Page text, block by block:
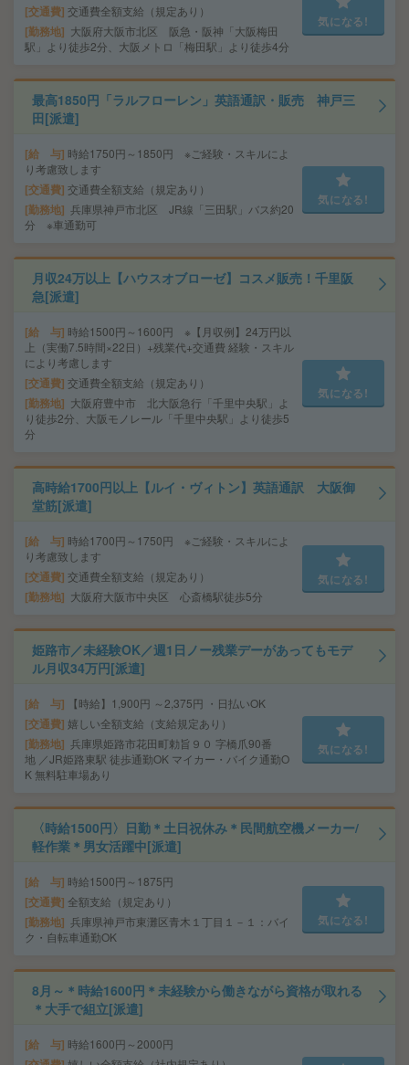
交通費 交通費全額支給（規定あり）
勤務地
大阪府大阪市北区 阪急・阪神「大阪梅田
駅」より徒歩2分、大阪メトロ「梅田駅」より徒歩4分
気になる!
最高1850円「ラルフローレン」英語通訳・販売 神戸三
田[派遣]
給 与 時給1750円～1850円 ※ご経験・スキルによ
り考慮致します
交通費 交通費全額支給（規定あり）
勤務地 兵庫県神戸市北区 JR線「三田駅」バス約20
分 ※車通勤可
気になる!
月収24万以上【ハウスオブローゼ】コスメ販売！千里阪
急[派遣]
給 与 時給1500円～1600円 ※【月収例】24万円以
上（実働7.5時間×22日）+残業代+交通費 経験・スキル
により考慮します
交通費 交通費全額支給（規定あり）
勤務地
大阪府豊中市 北大阪急行「千里中央駅」よ
り徒歩2分、大阪モノレール「千里中央駅」より徒歩5
分
気になる!
高時給1700円以上【ルイ・ヴィトン】英語通訳 大阪御
堂筋[派遣]
給 与 時給1700円～1750円 ※ご経験・スキルによ
り考慮致します
交通費 交通費全額支給（規定あり）
勤務地 大阪府大阪市中央区 心斎橋駅徒歩5分
気になる!
姫路市／未経験OK／週1日ノー残業デーがあってもモデ
ル月収34万円[派遣]
給 与 【時給】1,900円 ～2,375円 ・日払いOK
交通費 嬉しい全額支給（支給規定あり）
勤務地 兵庫県姫路市花田町勅旨９０ 字橋爪90番
地 ／JR姫路東駅 徒歩通勤OK マイカー・バイク通勤O
K 無料駐車場あり
気になる!
〈時給1500円〉日勤＊土日祝休み＊民間航空機メーカー/
軽作業＊男女活躍中[派遣]
給 与 時給1500円～1875円
交通費 全額支給（規定あり）
勤務地 兵庫県神戸市東灘区青木１丁目１－１：バイ
ク・自転車通勤OK
気になる!
8月～＊時給1600円＊未経験から働きながら資格が取れる
＊大手で組立[派遣]
給 与 時給1600円～2000円